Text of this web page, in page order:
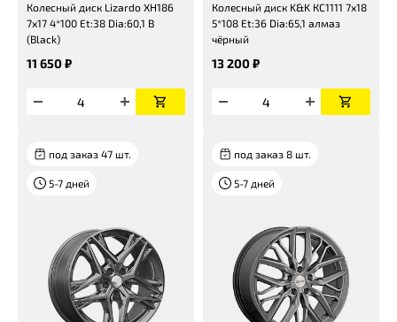
Колесный диск Lizardo XH186
7x17 4*100 Et:38 Dia:60,1 B
(Black)
11 650 ₽
Колесный диск K&K КС1111 7x18
5*108 Et:36 Dia:65,1 алмаз
чёрный
13 200 ₽
под заказ 47 шт.
5-7 дней
под заказ 8 шт.
5-7 дней